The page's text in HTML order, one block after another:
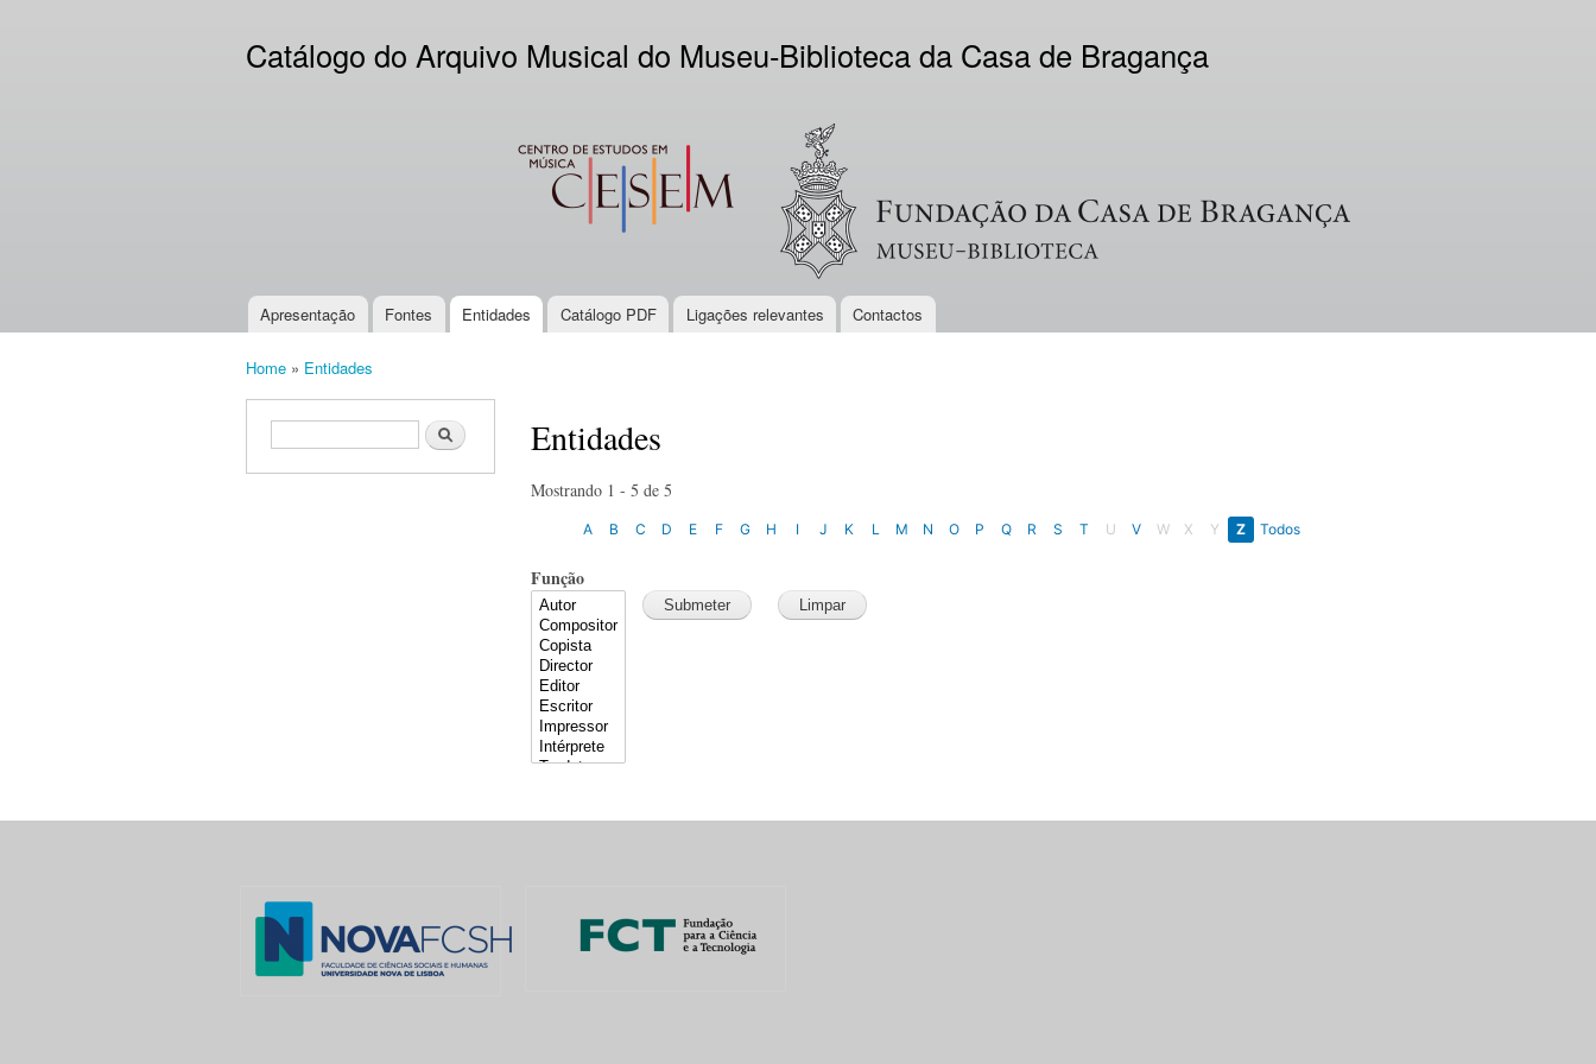
content
Catálogo do Arquivo Musical do Museu-Biblioteca da Casa de Bragança
CESEM Logo VV
Main menu
Apresentação Fontes Entidades Catálogo PDF Ligações relevantes Contactos
Home » Entidades
Search form Search Entidades
Mostrando 1 - 5 de 5
A B C D E F G H I J K L M N O P Q R S T U V W X Y Z Todos
Função